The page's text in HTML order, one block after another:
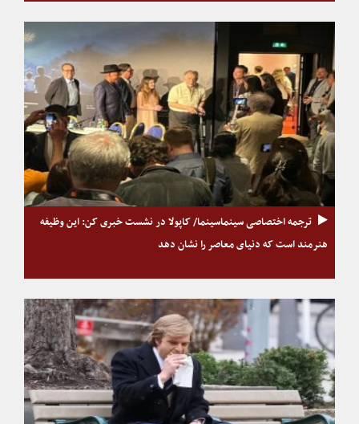
ترجمه اختصاصی سینماسینما/ کاپولا در نشست خبری کن: این وظیفه
هنرمند است که دنیای معاصر را نشان دهد